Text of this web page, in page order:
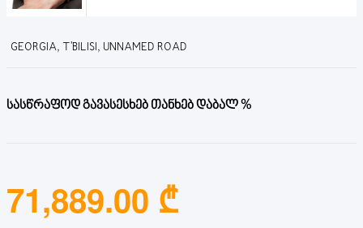
GEORGIA, T'BILISI, UNNAMED ROAD
სასწრაფოდ გავასესხებ თანხებ დაბალ %
71,889.00 ₾